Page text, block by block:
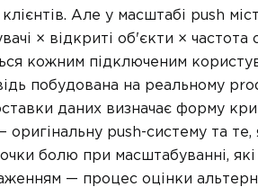
Але у масштабі push
× відкриті об'єкти ×
кожним підключеним
побудована на реальному
даних визначає форму
push-систему та те,
болю при масштабуванні, які
— процес оцінки